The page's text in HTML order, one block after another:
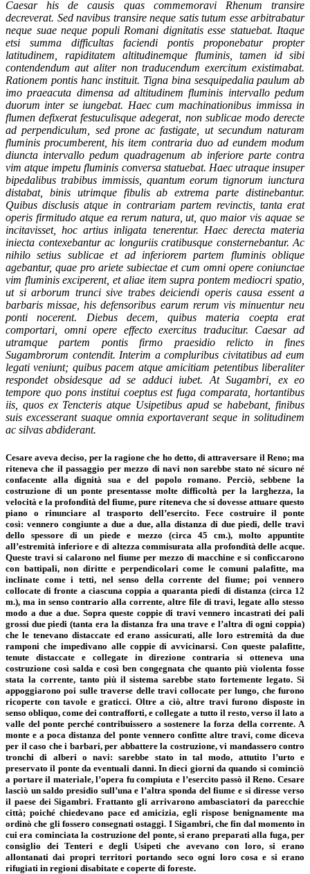
Caesar his de causis quas commemoravi Rhenum transire
decreverat. Sed navibus transire neque satis tutum esse arbitrabatur
neque suae neque populi Romani dignitatis esse statuebat. Itaque
etsi summa difficultas faciendi pontis proponebatur propter
latitudinem, rapiditatem altitudinemque fluminis, tamen id sibi
contendendum aut aliter non traducendum exercitum existimabat.
Rationem pontis hanc instituit. Tigna bina sesquipedalia paulum ab
imo praeacuta dimensa ad altitudinem fluminis intervallo pedum
duorum inter se iungebat. Haec cum machinationibus immissa in
flumen defixerat festuculisque adegerat, non sublicae modo derecte
ad perpendiculum, sed prone ac fastigate, ut secundum naturam
fluminis procumberent, his item contraria duo ad eundem modum
diuncta intervallo pedum quadragenum ab inferiore parte contra
vim atque impetu fluminis conversa statuebat. Haec utraque insuper
bipedalibus trabibus immissis, quantum eorum tignorum iunctura
distabat, binis utrimque fibulis ab extrema parte distinebantur.
Quibus disclusis atque in contrariam partem revinctis, tanta erat
operis firmitudo atque ea rerum natura, ut, quo maior vis aquae se
incitavisset, hoc artius inligata tenerentur. Haec derecta materia
iniecta contexebantur ac longuriis cratibusque consternebantur. Ac
nihilo setius sublicae et ad inferiorem partem fluminis oblique
agebantur, quae pro ariete subiectae et cum omni opere coniunctae
vim fluminis exciperent, et aliae item supra pontem mediocri spatio,
ut si arborum trunci sive trabes deiciendi operis causa essent a
barbaris missae, his defensoribus earum rerum vis minuentur neu
ponti nocerent.
Diebus decem, quibus materia coepta erat
comportari, omni opere effecto exercitus traducitur. Caesar ad
utramque partem pontis firmo praesidio relicto in fines
Sugambrorum contendit. Interim a compluribus civitatibus ad eum
legati veniunt; quibus pacem atque amicitiam petentibus liberaliter
respondet obsidesque ad se adduci iubet. At Sugambri, ex eo
tempore quo pons institui coeptus est fuga comparata, hortantibus
iis, quos ex Tencteris atque Usipetibus apud se habebant, finibus
suis excesserant suaque omnia exportaverant seque in solitudinem
ac silvas abdiderant.
Cesare aveva deciso, per la ragione che ho detto, di attraversare il Reno; ma
riteneva che il passaggio per mezzo di navi non sarebbe stato né sicuro né
confacente alla dignità sua e del popolo romano. Perciò, sebbene la
costruzione di un ponte presentasse molte difficoltà per la larghezza, la
velocità e la profondità del fiume, pure riteneva che si dovesse attuare questo
piano o rinunciare al trasporto dell’esercito. Fece costruire il ponte
così: vennero congiunte a due a due, alla distanza di due piedi, delle travi
dello spessore di un piede e mezzo (circa 45 cm.), molto appuntite
all’estremità inferiore e di altezza commisurata alla profondità delle acque.
Queste travi si calarono nel fiume per mezzo di macchine e si conficcarono
con battipali, non diritte e perpendicolari come le comuni palafitte, ma
inclinate come i tetti, nel senso della corrente del fiume; poi vennero
collocate di fronte a ciascuna coppia a quaranta piedi di distanza (circa 12
m.), ma in senso contrario alla corrente, altre file di travi, legate allo stesso
modo a due a due. Sopra queste coppie di travi vennero incastrati dei pali
grossi due piedi (tanta era la distanza fra una trave e l’altra di ogni coppia)
che le tenevano distaccate ed erano assicurati, alle loro estremità da due
ramponi che impedivano alle coppie di avvicinarsi. Con queste palafitte,
tenute distaccate e collegate in direzione contraria si otteneva una
costruzione così salda e così ben congegnata che quanto più violenta fosse
stata la corrente, tanto più il sistema sarebbe stato fortemente legato. Si
appoggiarono poi sulle traverse delle travi collocate per lungo, che furono
ricoperte con tavole e graticci. Oltre a ciò, altre travi furono disposte in
senso obliquo, come dei contrafforti, e collegate a tutto il resto, verso il lato a
valle del ponte perché contribuissero a sostenere la forza della corrente. A
monte e a poca distanza del ponte vennero confitte altre travi, come diceva
per il caso che i barbari, per abbattere la costruzione, vi mandassero contro
tronchi di alberi o navi: sarebbe stato in tal modo, attutito l’urto e
preservato il ponte da eventuali danni. In dieci giorni da quando si cominciò
a portare il materiale, l’opera fu compiuta e l’esercito passò il Reno. Cesare
lasciò un saldo presidio sull’una e l’altra sponda del fiume e si diresse verso
il paese dei Sigambri. Frattanto gli arrivarono ambasciatori da parecchie
città; poiché chiedevano pace ed amicizia, egli rispose benignamente ma
ordinò che gli fossero consegnati ostaggi. I Sigambri, che fin dal momento in
cui era cominciata la costruzione del ponte, si erano preparati alla fuga, per
consiglio dei Tenteri e degli Usipeti che avevano con loro, si erano
allontanati dai propri territori portando seco ogni loro cosa e si erano
rifugiati in regioni disabitate e coperte di foreste.